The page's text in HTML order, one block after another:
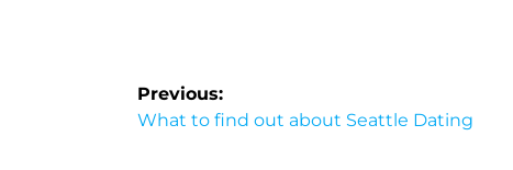
Previous:
What to find out about Seattle Dating